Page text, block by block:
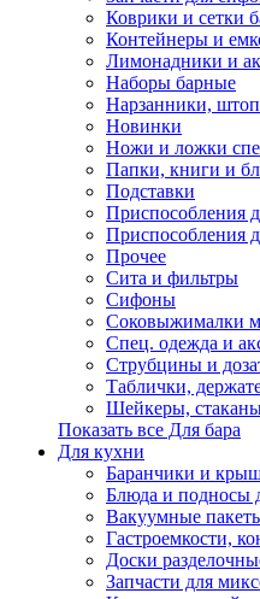
Коврики и сетки
Контейнеры и
Лимонадники и
Наборы барные
Нарзанники,
Новинки
Ножи и ложки
Папки, книги и
Подставки
Приспособления
Приспособления
Прочее
Сита и фильтры
Сифоны
Соковыжималки
Спец. одежда и
Струбцины и
Таблички,
Шейкеры,
Показать все Для бара
Для кухни
Баранчики и
Блюда и подносы
Вакуумные
Гастроемкости,
Доски
Запчасти для